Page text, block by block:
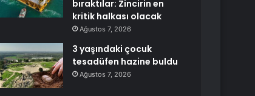
bıraktılar: Zincirin en
kritik halkası olacak
Ağustos 7, 2026
3 yaşındaki çocuk
tesadüfen hazine buldu
Ağustos 7, 2026